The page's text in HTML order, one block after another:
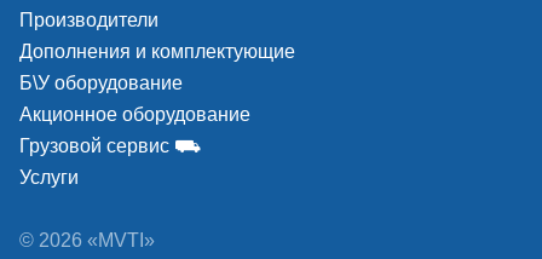
Производители
Дополнения и комплектующие
Б\У оборудование
Акционное оборудование
Грузовой сервис ⛟
Услуги
© 2026 «MVTI»